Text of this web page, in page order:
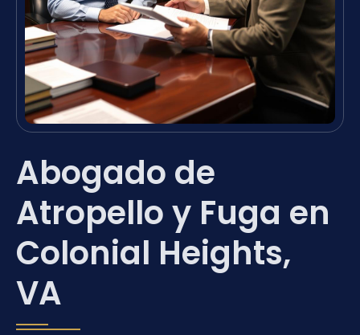
Abogado de
Atropello y Fuga en
Colonial Heights,
VA